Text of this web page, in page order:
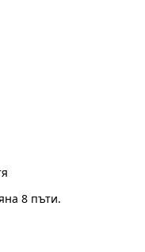
8 пъти.